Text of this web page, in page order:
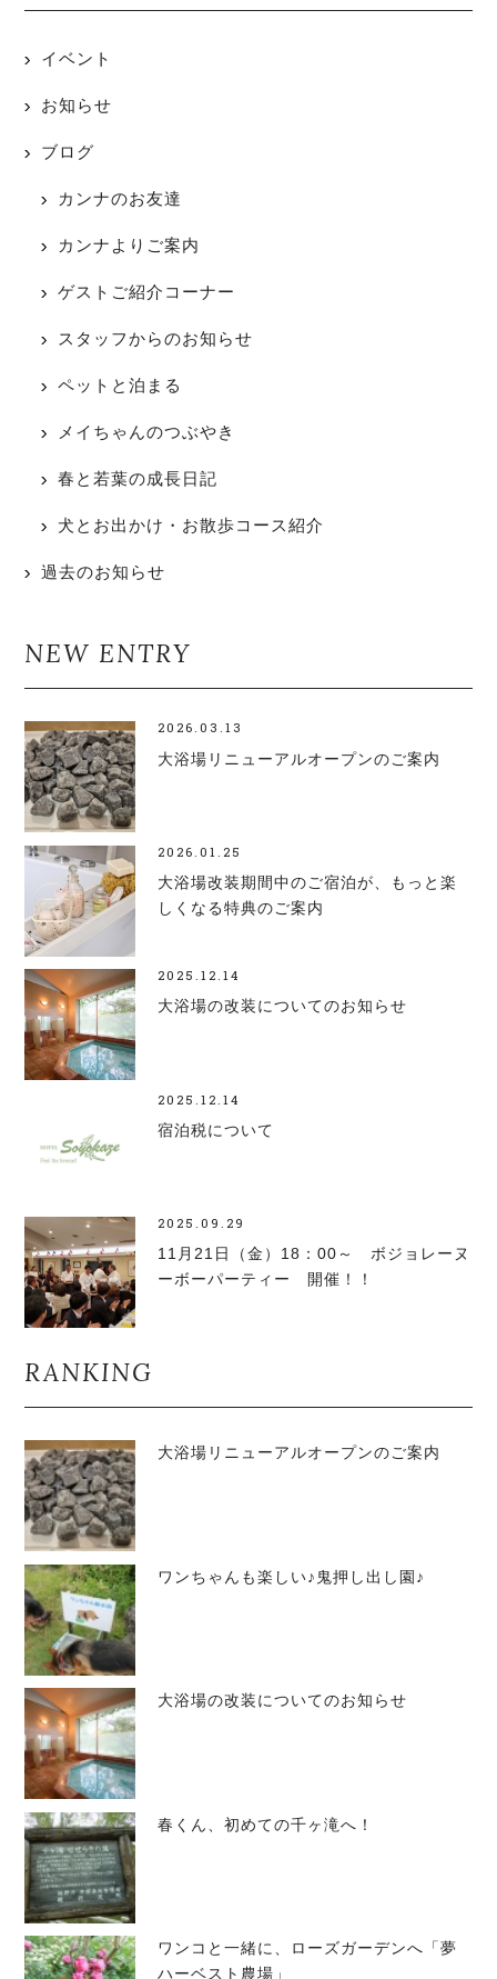
イベント
お知らせ
ブログ
カンナのお友達
カンナよりご案内
ゲストご紹介コーナー
スタッフからのお知らせ
ペットと泊まる
メイちゃんのつぶやき
春と若葉の成長日記
犬とお出かけ・お散歩コース紹介
過去のお知らせ
NEW ENTRY
2026.03.13
大浴場リニューアルオープンのご案内
2026.01.25
大浴場改装期間中のご宿泊が、もっと楽
しくなる特典のご案内
2025.12.14
大浴場の改装についてのお知らせ
2025.12.14
宿泊税について
2025.09.29
11月21日（金）18：00～ ボジョレーヌ
ーボーパーティー 開催！！
RANKING
大浴場リニューアルオープンのご案内
ワンちゃんも楽しい♪鬼押し出し園♪
大浴場の改装についてのお知らせ
春くん、初めての千ヶ滝へ！
ワンコと一緒に、ローズガーデンへ「夢
ハーベスト農場」